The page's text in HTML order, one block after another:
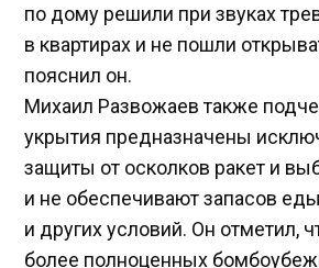
по дому решили при звуках
в квартирах и не пошли
пояснил он.
Михаил Развожаев также
укрытия предназначены
защиты от осколков ракет и
и не обеспечивают запасов
и других условий. Он отметил,
более полноценных